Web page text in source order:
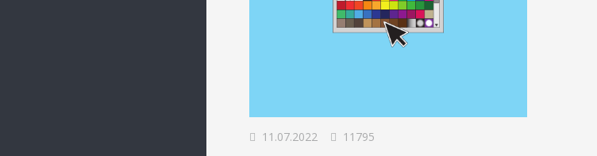
11.07.2022 11795